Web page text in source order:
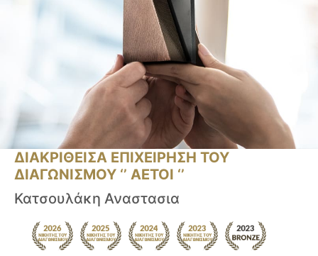
ΔΙΑΚΡΙΘΕΙΣΑ ΕΠΙΧΕΙΡΗΣΗ ΤΟΥ
ΔΙΑΓΩΝΙΣΜΟΥ ‘’ ΑΕΤΟΙ ‘’
Κατσουλάκη Αναστασια